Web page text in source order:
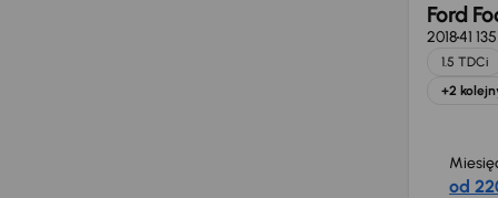
Ford
201841
1.5 TDCi
+2
od